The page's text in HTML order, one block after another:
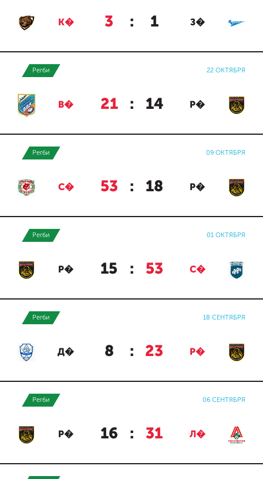
К� 3 : 1 З�
Регби 22 ОКТЯБРЯ
В� 21 : 14 Р�
Регби 09 ОКТЯБРЯ
С� 53 : 18 Р�
Регби 01 ОКТЯБРЯ
Р� 15 : 53 С�
Регби 18 СЕНТЯБРЯ
Д� 8 : 23 Р�
Регби 06 СЕНТЯБРЯ
Р� 16 : 31 Л�